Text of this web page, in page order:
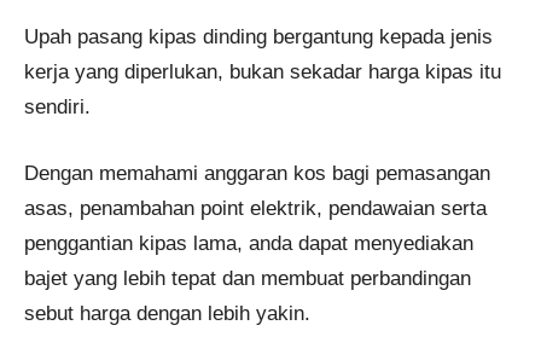
Upah pasang kipas dinding bergantung kepada jenis
kerja yang diperlukan, bukan sekadar harga kipas itu
sendiri.
Dengan memahami anggaran kos bagi pemasangan
asas, penambahan point elektrik, pendawaian serta
penggantian kipas lama, anda dapat menyediakan
bajet yang lebih tepat dan membuat perbandingan
sebut harga dengan lebih yakin.